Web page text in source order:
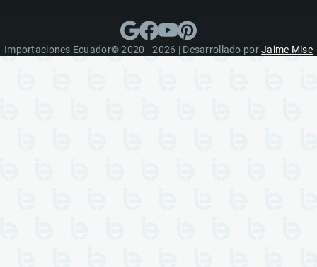
Importaciones Ecuador© 2020 - 2026 | Desarrollado porJaime Mise